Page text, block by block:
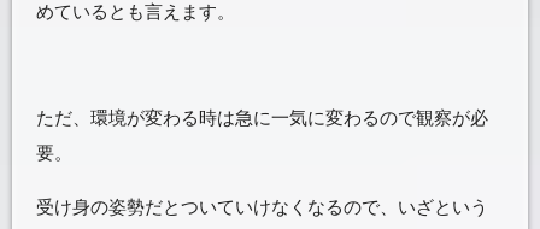
めているとも言えます。
ただ、環境が変わる時は急に一気に変わるので観察が必
要。
受け身の姿勢だとついていけなくなるので、いざという